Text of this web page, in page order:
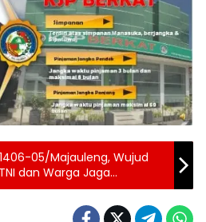
05/Majauleng, Wujud
dan Warga Jaga